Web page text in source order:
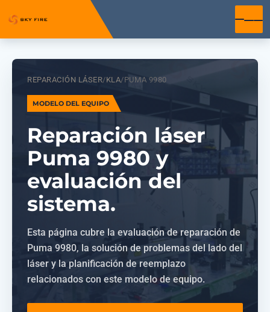
REPARACIÓN LÁSER/KLA/PUMA 9980
MODELO DEL EQUIPO
Reparación láser
Puma 9980 y
evaluación del
sistema.
Esta página cubre la evaluación de reparación de
Puma 9980, la solución de problemas del lado del
láser y la planificación de reemplazo
relacionados con este modelo de equipo.